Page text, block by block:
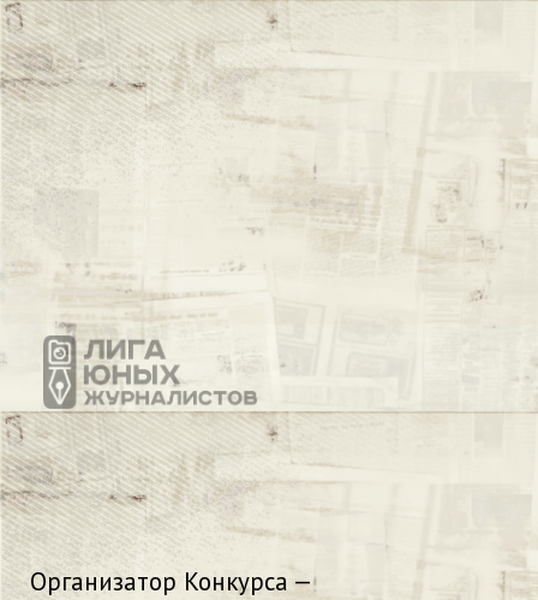
Организатор Конкурса —